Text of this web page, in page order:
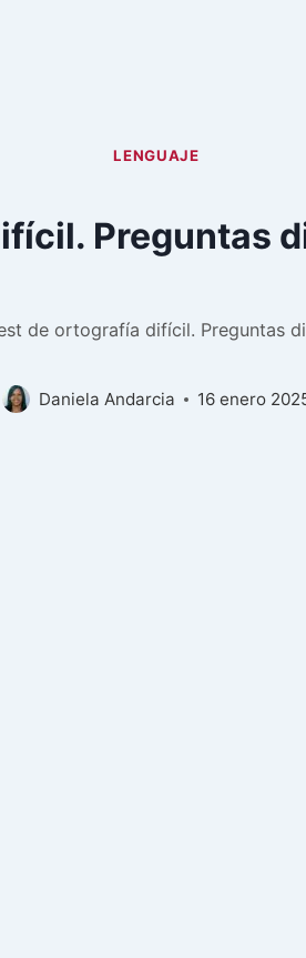
LENGUAJE
Preguntas
de ortografía difícil. Preguntas
Daniela Andarcia 16 enero